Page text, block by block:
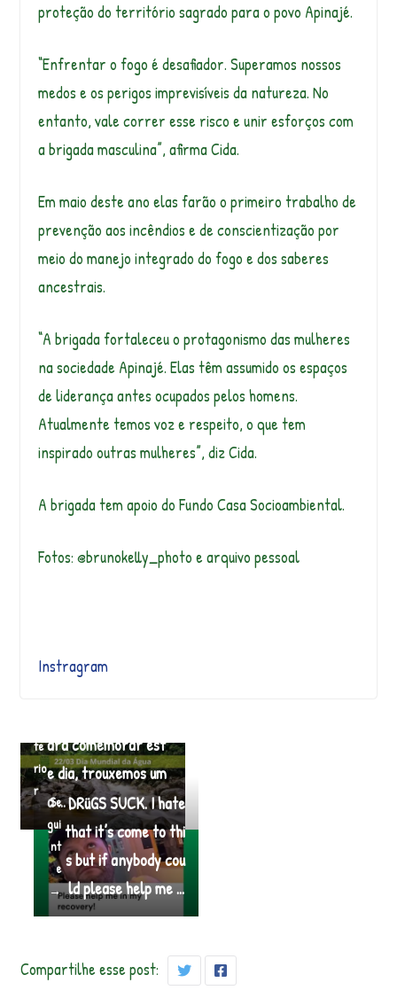
proteção do território sagrado para o povo Apinajé.
“Enfrentar o fogo é desafiador. Superamos nossos
medos e os perigos imprevisíveis da natureza. No
entanto, vale correr esse risco e unir esforços com
a brigada masculina”, afirma Cida.
Em maio deste ano elas farão o primeiro trabalho de
prevenção aos incêndios e de conscientização por
meio do manejo integrado do fogo e dos saberes
ancestrais.
“A brigada fortaleceu o protagonismo das mulheres
na sociedade Apinajé. Elas têm assumido os espaços
de liderança antes ocupados pelos homens.
Atualmente temos voz e respeito, o que tem
inspirado outras mulheres”, diz Cida.
A brigada tem apoio do Fundo Casa Socioambiental.
Fotos: @brunokelly_photo e arquivo pessoal
Instragram
te
rio
r
ara comemorar est
e dia, trouxemos um
a …
Se
gui
nt
e
→
DRüGS SUCK. I hate
that it’s come to thi
s but if anybody cou
ld please help me …
Compartilhe esse post: